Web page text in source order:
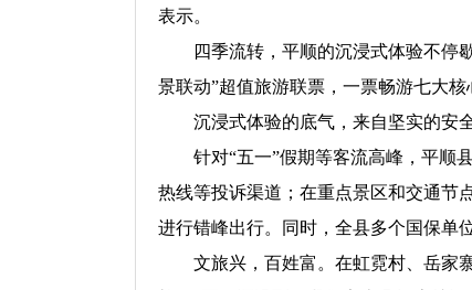
表示。
四季流转，平顺的沉浸式体验不停歇
景联动”超值旅游联票，一票畅游七大
沉浸式体验的底气，来自坚实的安全
针对“五一”假期等客流高峰，平顺县
热线等投诉渠道；在重点景区和交通节
进行错峰出行。同时，全县多个国保单
文旅兴，百姓富。在虹霓村、岳家寨